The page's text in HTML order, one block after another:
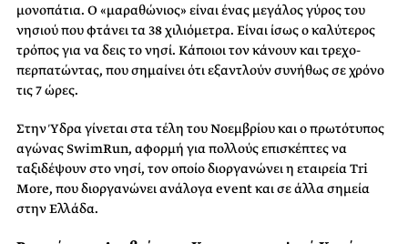
μονοπάτια. Ο «μαραθώνιος» είναι ένας μεγάλος γύρος του
νησιού που φτάνει τα 38 χιλιόμετρα. Είναι ίσως ο καλύτερος
τρόπος για να δεις το νησί. Κάποιοι τον κάνουν και τρεχο-
περπατώντας, που σημαίνει ότι εξαντλούν συνήθως σε χρόνο
τις 7 ώρες.
Στην Ύδρα γίνεται στα τέλη του Νοεμβρίου και ο πρωτότυπος
αγώνας SwimRun, αφορμή για πολλούς επισκέπτες να
ταξιδέψουν στο νησί, τον οποίο διοργανώνει η εταιρεία Tri
More, που διοργανώνει ανάλογα event και σε άλλα σημεία
στην Ελλάδα.